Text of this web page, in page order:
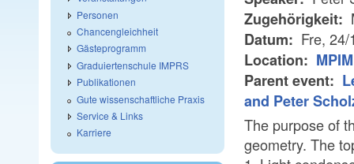
Zugehörigkeit:
Datum: Fre,
Location:
Parent event:
and Peter
The purpose of
geometry. The
Personen
Chancengleichheit
Gästeprogramm
Graduiertenschule IMPRS
Publikationen
Gute wissenschaftliche Praxis
Service & Links
Karriere